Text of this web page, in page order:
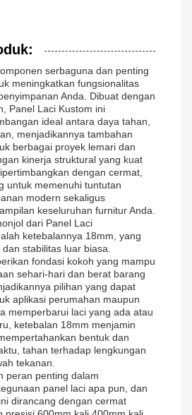
serbaguna dan penting
meningkatkan fungsionalitas
Anda. Dibuat dengan
Panel Laci Kustom ini
ideal antara daya tahan,
menjadikannya tambahan
berbagai proyek lemari dan
kinerja struktural yang kuat
dengan cermat,
untuk memenuhi tuntutan
modern sekaligus
keseluruhan furnitur Anda.
dari Panel Laci
ketebalannya 18mm, yang
stabilitas luar biasa.
fondasi kokoh yang mampu
sehari-hari dan berat barang
pilihan yang dapat
aplikasi perumahan maupun
memperbarui laci yang ada atau
ketebalan 18mm menjamin
bentuk dan
tahan terhadap lengkungan
tekanan.
peran penting dalam
panel laci apa pun, dan
dirancang dengan cermat